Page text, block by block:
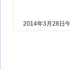
2014年3月28日